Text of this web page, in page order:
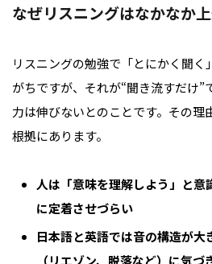
なぜリスニングはなかなか
リスニングの勉強で「とにかく聞く
がちですが、それが“聞き流すだけ”
力は伸びないとのことです。その理
根拠にあります。
人は「意味を理解しよう」と意
に定着させづらい
日本語と英語では音の構造が大
（リエゾン、脱落など）に気づ